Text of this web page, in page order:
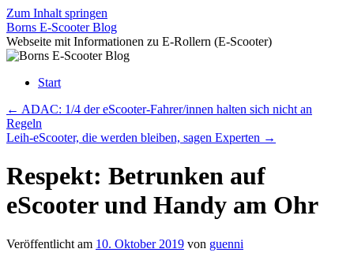
Zum Inhalt springen
Borns E-Scooter Blog
Webseite mit Informationen zu E-Rollern (E-Scooter)
Start
← ADAC: 1/4 der eScooter-Fahrer/innen halten sich nicht an
Regeln
Leih-eScooter, die werden bleiben, sagen Experten →
Respekt: Betrunken auf
eScooter und Handy am Ohr
Veröffentlicht am 10. Oktober 2019 von guenni